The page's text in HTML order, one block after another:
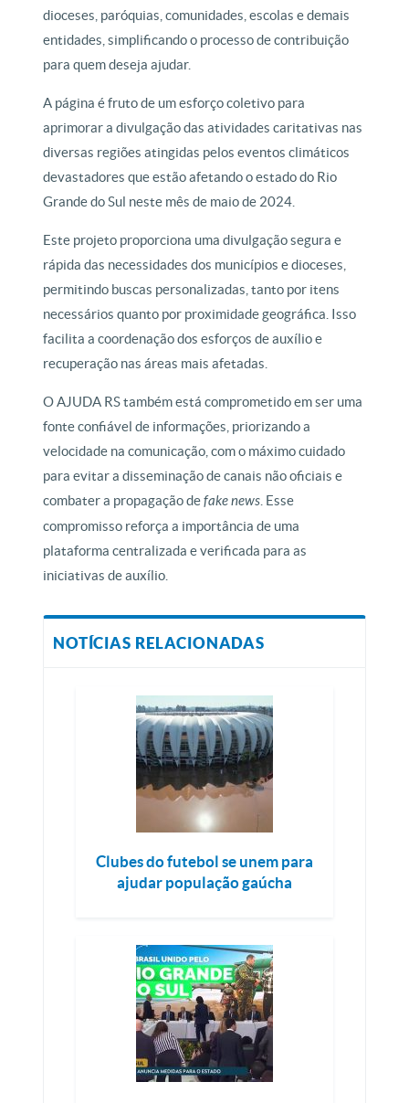
dioceses, paróquias, comunidades, escolas e demais
entidades, simplificando o processo de contribuição
para quem deseja ajudar.
A página é fruto de um esforço coletivo para
aprimorar a divulgação das atividades caritativas nas
diversas regiões atingidas pelos eventos climáticos
devastadores que estão afetando o estado do Rio
Grande do Sul neste mês de maio de 2024.
Este projeto proporciona uma divulgação segura e
rápida das necessidades dos municípios e dioceses,
permitindo buscas personalizadas, tanto por itens
necessários quanto por proximidade geográfica. Isso
facilita a coordenação dos esforços de auxílio e
recuperação nas áreas mais afetadas.
O AJUDA RS também está comprometido em ser uma
fonte confiável de informações, priorizando a
velocidade na comunicação, com o máximo cuidado
para evitar a disseminação de canais não oficiais e
combater a propagação defake news . Esse
compromisso reforça a importância de uma
plataforma centralizada e verificada para as
iniciativas de auxílio.
NOTÍCIAS RELACIONADAS
Clubes do futebol se unem para
ajudar população gaúcha